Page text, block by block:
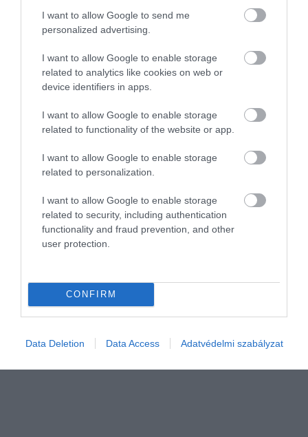
I want to allow Google to send me
personalized advertising.
I want to allow Google to enable storage
related to analytics like cookies on web or
device identifiers in apps.
I want to allow Google to enable storage
related to functionality of the website or app.
I want to allow Google to enable storage
related to personalization.
I want to allow Google to enable storage
related to security, including authentication
functionality and fraud prevention, and other
user protection.
CONFIRM
Data Deletion Data Access Adatvédelmi szabályzat
olyanok, mintha egy illusztrált mesekönyv
lapjait nézegetnénk, de Gimmelwald még
ebben a környezetben is külön kategóriát
képvisel. A hegyoldalban található kis falu
tudatosan szakított a modernizáció
számos elemével:
2025. DECEMBER 2. ● TURI DÁNIEL
A svájci falu, ahol megállt az
idő – autók és üzletek…